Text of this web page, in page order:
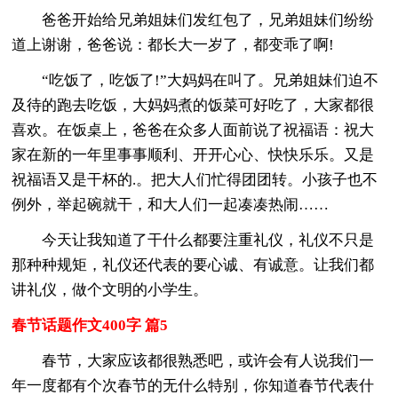
爸爸开始给兄弟姐妹们发红包了，兄弟姐妹们纷纷
道上谢谢，爸爸说：都长大一岁了，都变乖了啊!
“吃饭了，吃饭了!”大妈妈在叫了。兄弟姐妹们迫不
及待的跑去吃饭，大妈妈煮的饭菜可好吃了，大家都很
喜欢。在饭桌上，爸爸在众多人面前说了祝福语：祝大
家在新的一年里事事顺利、开开心心、快快乐乐。又是
祝福语又是干杯的.。把大人们忙得团团转。小孩子也不
例外，举起碗就干，和大人们一起凑凑热闹……
今天让我知道了干什么都要注重礼仪，礼仪不只是
那种种规矩，礼仪还代表的要心诚、有诚意。让我们都
讲礼仪，做个文明的小学生。
春节话题作文400字 篇5
春节，大家应该都很熟悉吧，或许会有人说我们一
年一度都有个次春节的无什么特别，你知道春节代表什